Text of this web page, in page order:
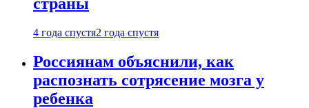
4 года спустя2 года спустя
Россиянам объяснили, как
распознать сотрясение мозга у
ребенка